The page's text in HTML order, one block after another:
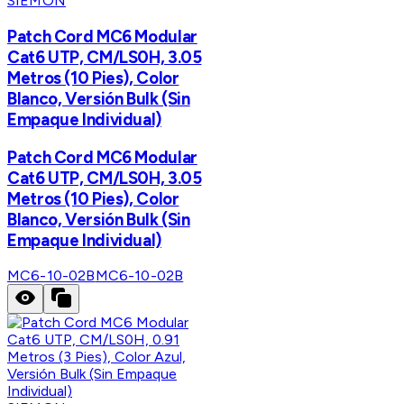
Patch Cord MC6 Modular
Cat6 UTP, CM/LS0H, 3.05
Metros (10 Pies), Color
Blanco, Versión Bulk (Sin
Empaque Individual)
Patch Cord MC6 Modular
Cat6 UTP, CM/LS0H, 3.05
Metros (10 Pies), Color
Blanco, Versión Bulk (Sin
Empaque Individual)
MC6-10-02BMC6-10-02B